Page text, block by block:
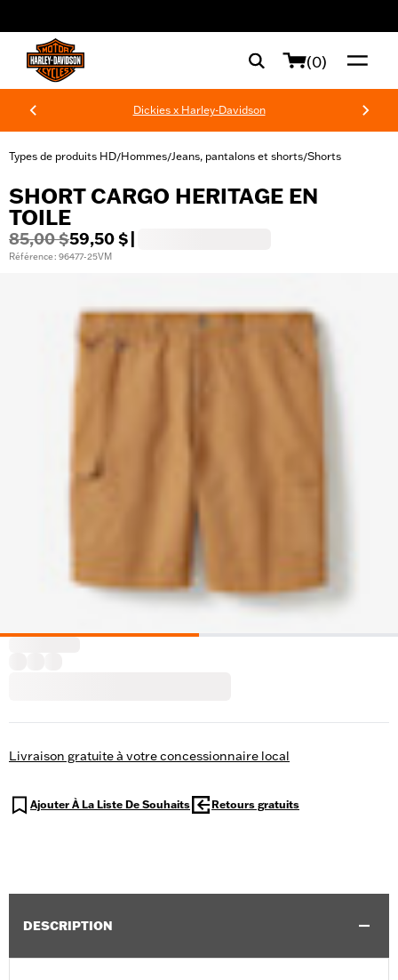
(0)
Dickies x Harley-Davidson
Types de produits HD/Hommes/Jeans, pantalons et shorts/Shorts
SHORT CARGO HERITAGE EN
TOILE
85,00 $59,50 $
Référence : 96477-25VM
Livraison gratuite à votre concessionnaire local
Ajouter À La Liste De Souhaits Retours gratuits
DESCRIPTION